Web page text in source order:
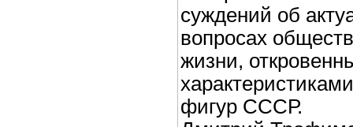
суждений об
вопросах
жизни,
фигур СССР.